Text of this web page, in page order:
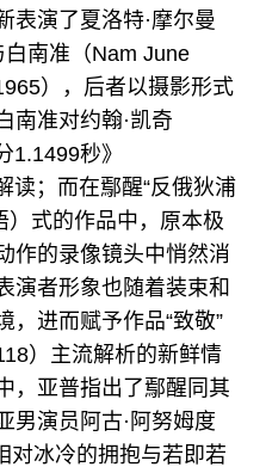
表演了夏洛特·摩尔曼
白南准（Nam June
），后者以摄影形式
南准对约翰·凯奇
1.1499秒》
读；而在鄢醒“反俄狄浦
）式的作品中，原本极
作的录像镜头中悄然消
演者形象也随着装束和
，进而赋予作品“致敬”
）主流解析的新鲜情
，亚普指出了鄢醒同其
男演员阿古·阿努姆度
对冰冷的拥抱与若即若